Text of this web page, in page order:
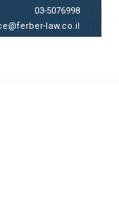
03-5076998
law.co.il